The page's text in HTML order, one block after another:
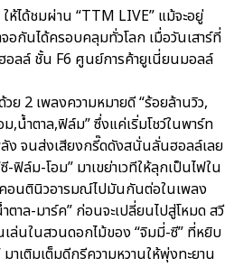
ได้ชมผ่าน “TTM LIVE” แม้จะอยู่
กันได้ครอบคลุมทั่วโลก เมื่อวันเสาร์ที่
ลล์ ชั้น F6 ศูนย์การค้ายูเนี่ยนมอลล์
ย 2 เพลงความหมายดี “ร้อยล้านวิว,
,น้ำตาล,ฟิล์ม” ซึ่งแค่เริ่มโชว์ในพาร์ท
จนส่งเสียงกรี๊ดดังสนั่นลั่นฮอลล์เลย
ฟิล์ม-โอม” มาเขย่าเวทีให้ลุกเป็นไฟใน
อนตินิวอารมณ์ไปมันกันต่อในเพลง
ตาล-มาร์ค” ก่อนจะเปลี่ยนไปสู่โหมด สวี
ล่นในสวนดอกไม้ของ “จิมมี่-ซี” ที่หยิบ
าเติมเต็มดีกรีความหวานให้พุ่งทะยาน